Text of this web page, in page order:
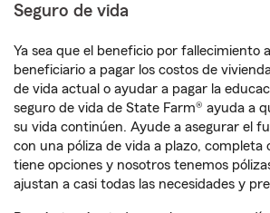
Seguro de vida
Ya sea que el beneficio por fallecimiento
beneficiario a pagar los costos de
de vida actual o ayudar a pagar la
seguro de vida de State Farm® ayuda a
su vida continúen. Ayude a asegurar el
con una póliza de vida a plazo, completa
tiene opciones y nosotros tenemos
ajustan a casi todas las necesidades y